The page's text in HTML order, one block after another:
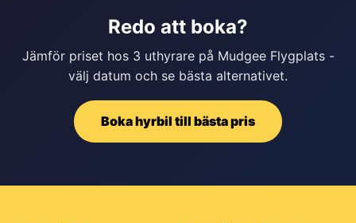
Redo att boka?
Jämför priset hos 3 uthyrare på Mudgee Flygplats -
välj datum och se bästa alternativet.
Boka hyrbil till bästa pris